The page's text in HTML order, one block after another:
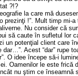
?!?
la care mă
prezinţi !”. Mult timp mi-
Nu consider că
să caute în sufletul lor
un potenţial client care
dar…”. Acest “dar” rupe
O idee începe să-i
Oamenilor le este frică
nu ştim ce înseamnă